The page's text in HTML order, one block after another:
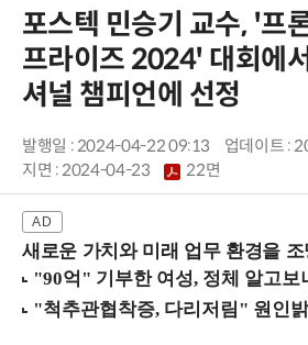
포스텍 민승기 교수, '프
프라이즈 2024' 대회에
셔널 챔피언에 선정
발행일 : 2024-04-22 09:13
업데이트 :
지면 :2024-04-23 22면
새로운 가치와 미래 업무 환경을 조망하는 AI Smart Work